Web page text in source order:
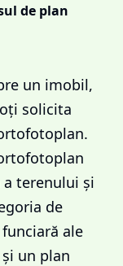
de plan
un imobil,
solicita
terenului și
de
ale
un plan